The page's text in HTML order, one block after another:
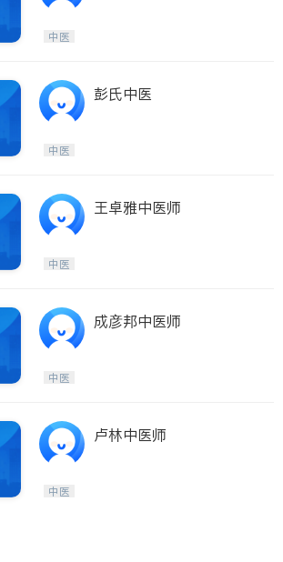
中医
彭氏中医
中医
王卓雅中医师
中医
成彦邦中医师
中医
卢林中医师
中医